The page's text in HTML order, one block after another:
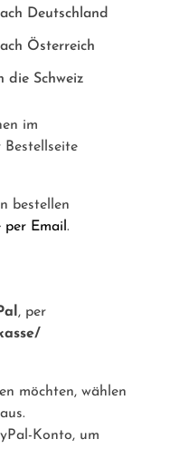
Deutschland
Österreich
die Schweiz
im
bestellen
Email .
, per
möchten, wählen
Konto, um